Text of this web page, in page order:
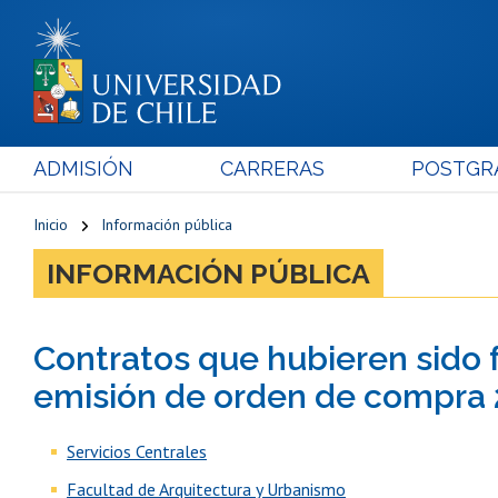
ADMISIÓN CARRERAS
Inicio Información pública
INFORMACIÓN PÚBLICA
Contratos que hubieren
emisión de orden de compra
Servicios Centrales
Facultad de Arquitectura y Urbanismo